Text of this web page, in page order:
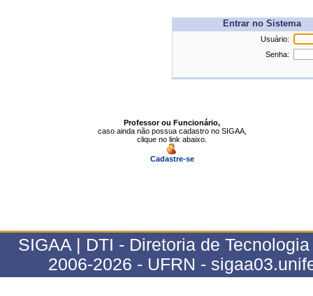
Entrar no Sistema
Usuário:
Senha:
Professor ou Funcionário,
caso ainda não possua cadastro no SIGAA,
clique no link abaixo.
Cadastre-se
SIGAA | DTI - Diretoria de
2006-2026 - UFRN -